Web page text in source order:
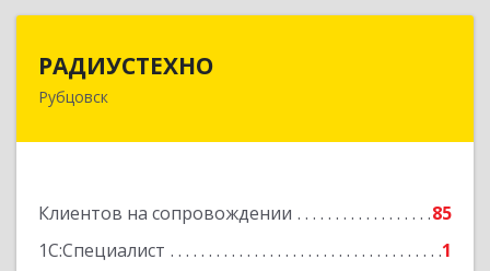
РАДИУСТЕХНО
Рубцовск
Клиентов на сопровождении
85
1С:Специалист
1
658225, Алтайский край, Рубцовск г, Ленина пр-